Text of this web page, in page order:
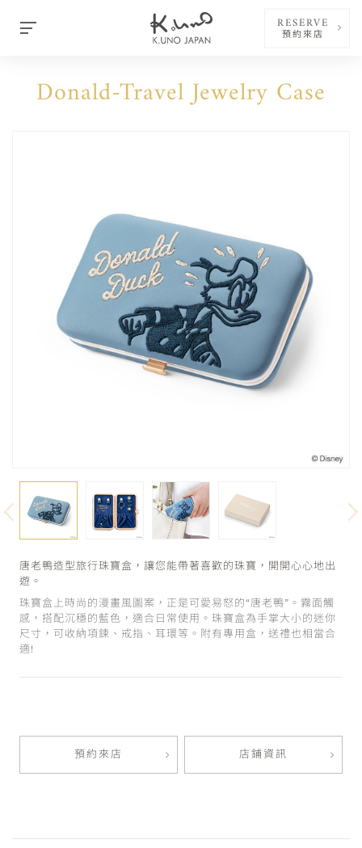
RESERVE
預約來店
Donald-Travel Jewelry Case
唐老鴨造型旅行珠寶盒，讓您能帶著喜歡的珠寶，開開心心地出
遊。
珠寶盒上時尚的漫畫風圖案，正是可愛易怒的“唐老鴨”。霧面觸
感，搭配沉穩的藍色，適合日常使用。珠寶盒為手掌大小的迷你
尺寸，可收納項鍊、戒指、耳環等。附有專用盒，送禮也相當合
適!
預約來店 店鋪資訊